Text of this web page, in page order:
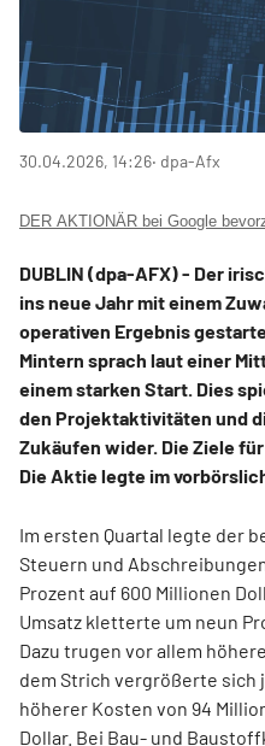
30.04.2026, 14:26‧ dpa-Afx
DER AKTIONÄR bei Google
DUBLIN (dpa-AFX) - Der
ins neue Jahr mit einem
operativen Ergebnis
Mintern sprach laut einer
einem starken Start. Dies
den Projektaktivitäten und
Zukäufen wider. Die Ziele
Die Aktie legte im
Im ersten Quartal legte der
Steuern und
Prozent auf 600 Millionen
Umsatz kletterte um neun
Dazu trugen vor allem
dem Strich vergrößerte sich
höherer Kosten von 94
Dollar. Bei Bau- und